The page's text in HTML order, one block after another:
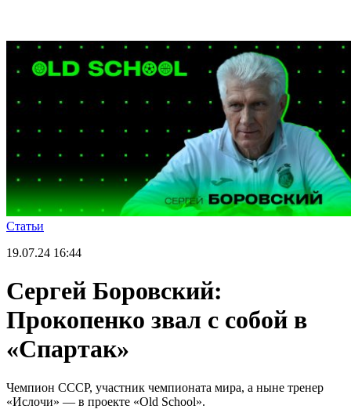
Статьи
19.07.24 16:44
Сергей Боровский:
Прокопенко звал с собой в
«Спартак»
Чемпион СССР, участник чемпионата мира, а ныне тренер
«Ислочи» — в проекте «Old School».